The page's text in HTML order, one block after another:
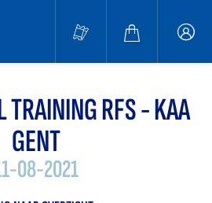
TRAINING RFS - KAA
GENT
08-2021